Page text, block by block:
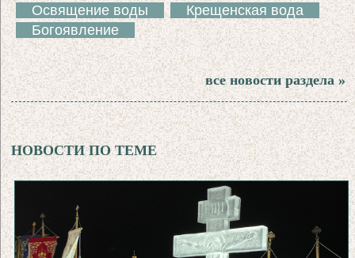
Освящение воды
Крещенская вода
Богоявление
все новости раздела »
НОВОСТИ ПО ТЕМЕ